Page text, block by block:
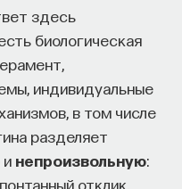
здесь
биологическая
индивидуальные
в том числе
разделяет
и непроизвольную:
отклик,
вклад в дело
ПОСТНАУКУ